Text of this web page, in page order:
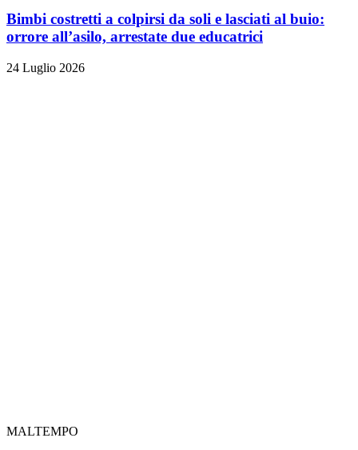
Bimbi costretti a colpirsi da soli e lasciati al buio:
orrore all’asilo, arrestate due educatrici
24 Luglio 2026
MALTEMPO